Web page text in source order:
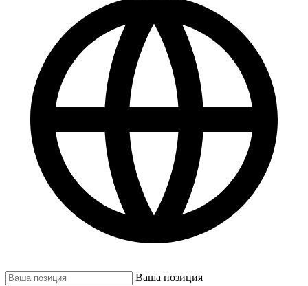
Ваша позиция